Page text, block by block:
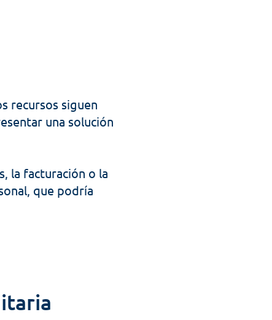
recursos siguen
una solución
la facturación o la
que podría